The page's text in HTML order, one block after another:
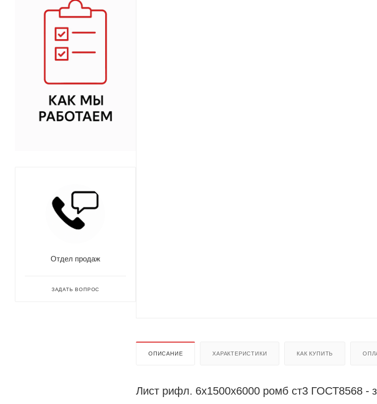
ОПИСАНИЕ ХАРАКТЕРИСТИКИ КАК КУПИТЬ
Лист рифл. 6х1500х6000 ромб ст3 ГОСТ8568 -
Отдел продаж
ЗАДАТЬ ВОПРОС